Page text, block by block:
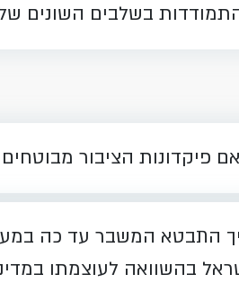
בשלבים השונים
פיקדונות הציבור
התבטא המשבר עד כה
בהשוואה לעוצמתו